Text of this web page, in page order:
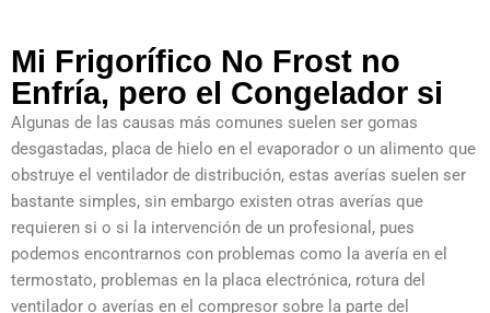
Mi Frigorífico No Frost no
Enfría, pero el Congelador si
Algunas de las causas más comunes suelen ser gomas
desgastadas, placa de hielo en el evaporador o un alimento que
obstruye el ventilador de distribución, estas averías suelen ser
bastante simples, sin embargo existen otras averías que
requieren si o si la intervención de un profesional, pues
podemos encontrarnos con problemas como la avería en el
termostato, problemas en la placa electrónica, rotura del
ventilador o averías en el compresor sobre la parte del